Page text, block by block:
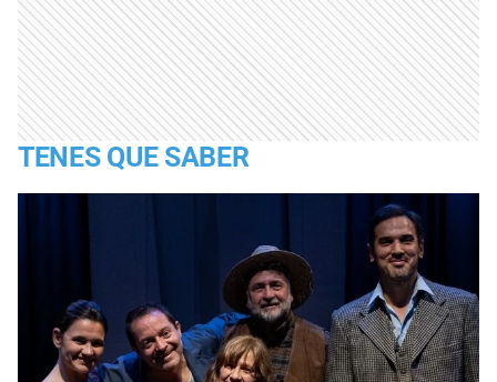
TENES QUE SABER